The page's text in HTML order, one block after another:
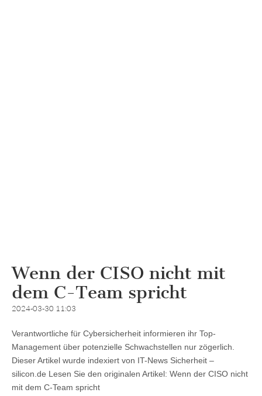
Wenn der CISO nicht mit
dem C-Team spricht
2024-03-30 11:03
Verantwortliche für Cybersicherheit informieren ihr Top-
Management über potenzielle Schwachstellen nur zögerlich.
Dieser Artikel wurde indexiert von IT-News Sicherheit –
silicon.de Lesen Sie den originalen Artikel: Wenn der CISO nicht
mit dem C-Team spricht